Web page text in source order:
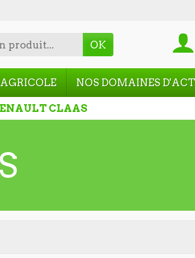
OK
NOS DOMAINES
CLAAS